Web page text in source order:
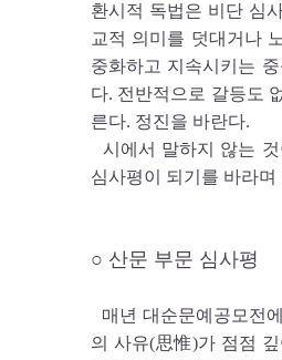
환시적 독법은 비단 심
교적 의미를 덧대거나
중화하고 지속시키는
다. 전반적으로 갈등도
른다. 정진을 바란다.
시에서 말하지 않는
심사평이 되기를 바라며
○ 산문 부문 심사평
매년 대순문예공모전
의 사유(思惟)가 점점